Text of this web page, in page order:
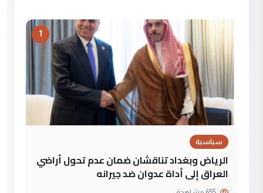
1
سياسية
الرياض وبغداد تناقشان ضمان عدم تحول أراضي
العراق إلى أداة عدوان ضد جيرانه